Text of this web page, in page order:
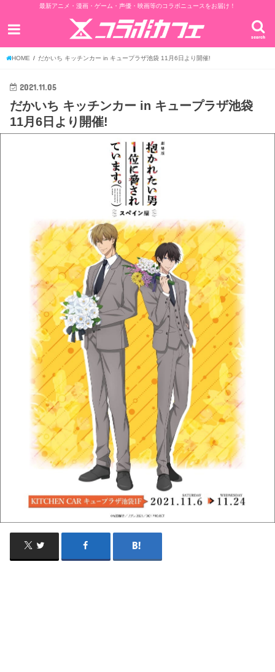
最新アニメ・漫画・ゲーム・声優・映画等のコラボニュースをお届け！
search
HOME だかいち キッチンカー in キュープラザ池袋 11月6日より開催!
2021.11.05
だかいち キッチンカー in キュープラザ池袋
11月6日より開催!